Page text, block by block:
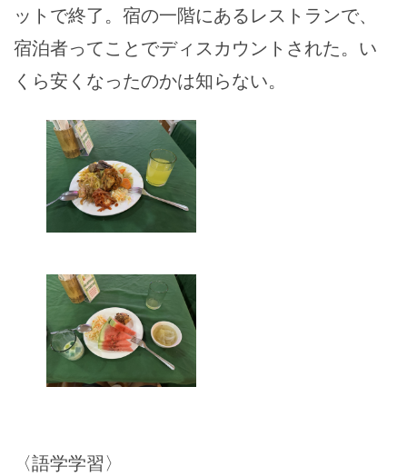
ットで終了。宿の一階にあるレストランで、
宿泊者ってことでディスカウントされた。い
くら安くなったのかは知らない。
〈語学学習〉